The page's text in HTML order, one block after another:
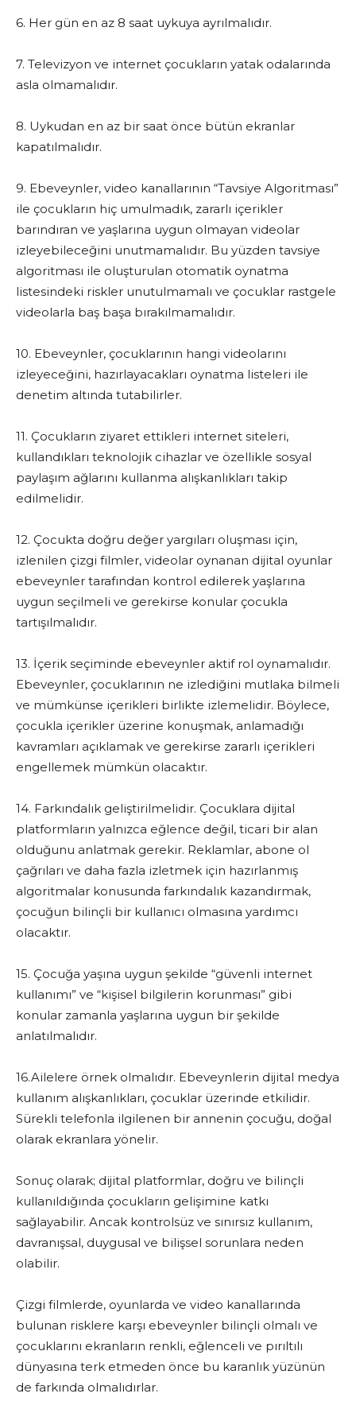
6. Her gün en az 8 saat uykuya ayrılmalıdır.
7. Televizyon ve internet çocukların yatak odalarında
asla olmamalıdır.
8. Uykudan en az bir saat önce bütün ekranlar
kapatılmalıdır.
9. Ebeveynler, video kanallarının “Tavsiye Algoritması”
ile çocukların hiç umulmadık, zararlı içerikler
barındıran ve yaşlarına uygun olmayan videolar
izleyebileceğini unutmamalıdır. Bu yüzden tavsiye
algoritması ile oluşturulan otomatik oynatma
listesindeki riskler unutulmamalı ve çocuklar rastgele
videolarla baş başa bırakılmamalıdır.
10. Ebeveynler, çocuklarının hangi videolarını
izleyeceğini, hazırlayacakları oynatma listeleri ile
denetim altında tutabilirler.
11. Çocukların ziyaret ettikleri internet siteleri,
kullandıkları teknolojik cihazlar ve özellikle sosyal
paylaşım ağlarını kullanma alışkanlıkları takip
edilmelidir.
12. Çocukta doğru değer yargıları oluşması için,
izlenilen çizgi filmler, videolar oynanan dijital oyunlar
ebeveynler tarafından kontrol edilerek yaşlarına
uygun seçilmeli ve gerekirse konular çocukla
tartışılmalıdır.
13. İçerik seçiminde ebeveynler aktif rol oynamalıdır.
Ebeveynler, çocuklarının ne izlediğini mutlaka bilmeli
ve mümkünse içerikleri birlikte izlemelidir. Böylece,
çocukla içerikler üzerine konuşmak, anlamadığı
kavramları açıklamak ve gerekirse zararlı içerikleri
engellemek mümkün olacaktır.
14. Farkındalık geliştirilmelidir. Çocuklara dijital
platformların yalnızca eğlence değil, ticari bir alan
olduğunu anlatmak gerekir. Reklamlar, abone ol
çağrıları ve daha fazla izletmek için hazırlanmış
algoritmalar konusunda farkındalık kazandırmak,
çocuğun bilinçli bir kullanıcı olmasına yardımcı
olacaktır.
15. Çocuğa yaşına uygun şekilde “güvenli internet
kullanımı” ve “kişisel bilgilerin korunması” gibi
konular zamanla yaşlarına uygun bir şekilde
anlatılmalıdır.
16.Ailelere örnek olmalıdır. Ebeveynlerin dijital medya
kullanım alışkanlıkları, çocuklar üzerinde etkilidir.
Sürekli telefonla ilgilenen bir annenin çocuğu, doğal
olarak ekranlara yönelir.
Sonuç olarak; dijital platformlar, doğru ve bilinçli
kullanıldığında çocukların gelişimine katkı
sağlayabilir. Ancak kontrolsüz ve sınırsız kullanım,
davranışsal, duygusal ve bilişsel sorunlara neden
olabilir.
Çizgi filmlerde, oyunlarda ve video kanallarında
bulunan risklere karşı ebeveynler bilinçli olmalı ve
çocuklarını ekranların renkli, eğlenceli ve pırıltılı
dünyasına terk etmeden önce bu karanlık yüzünün
de farkında olmalıdırlar.